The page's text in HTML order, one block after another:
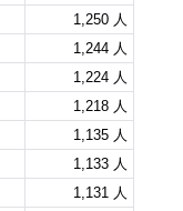
1,250 人
1,244 人
1,224 人
1,218 人
1,135 人
1,133 人
1,131 人